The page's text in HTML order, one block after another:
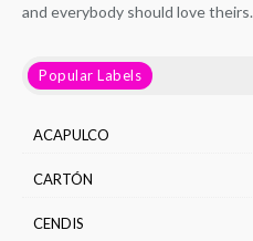
and everybody should love theirs.
Popular Labels
ACAPULCO
CARTÓN
CENDIS